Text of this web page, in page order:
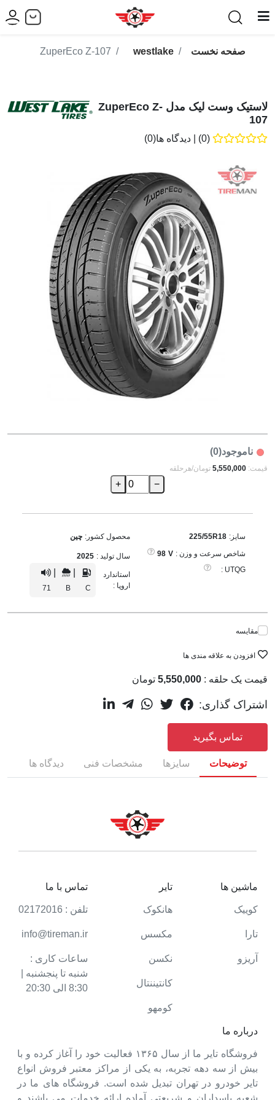
صفحه نخست westlake
ZuperEco Z-107
لاستیک وست لیک مدل ZuperEco Z-
107
(0) دیدگاه ها(0)
ناموجود(0)
قیمت: 5,550,000 تومان/هرحلقه
−
+
سایز: 225/55R18
شاخص سرعت و وزن : V
98
UTQG :
محصول کشور: چین
سال تولید : 2025
استاندارد
اروپا :
C
B
71
مقایسه
افزودن به علاقه مندی ها
قیمت یک حلقه : 5,550,000 تومان
اشتراک گذاری:
تماس بگیرید
توضیحات سایزها مشخصات فنی دیدگاه ها
درباره ما
فروشگاه تایر ما از سال ۱۳۶۵ فعالیت خود را آغاز کرده و با
بیش از سه دهه تجربه، به یکی از مراکز معتبر فروش انواع
تایر خودرو در تهران تبدیل شده است. فروشگاه های ما در
شعبه پاسداران و شریعتی آماده ارائه خدمات می باشند و
ماشین ها
کوییک
تارا
آریزو
تایر
هانکوک
مکسس
نکسن
کانتیننتال
کومهو
تماس با ما
تلفن : 02172016
info@tireman.ir
ساعات کاری :
شنبه تا پنجشنبه |
8:30 الی 20:30